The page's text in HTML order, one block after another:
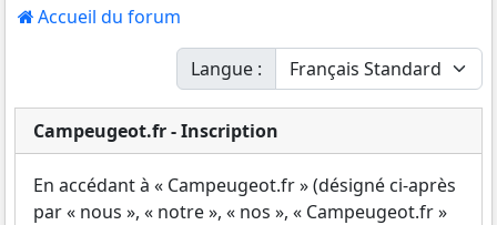
Accueil du forum
Langue :
Campeugeot.fr - Inscription
En accédant à « Campeugeot.fr » (désigné ci-après
par « nous », « notre », « nos », « Campeugeot.fr »